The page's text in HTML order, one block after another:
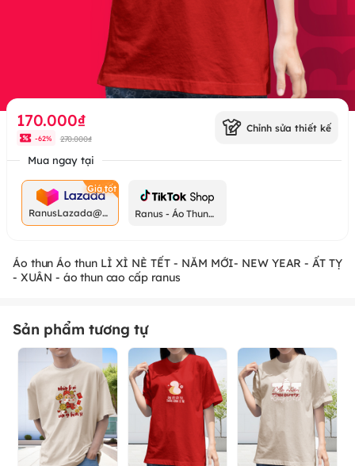
170.000₫
-62% 270.000₫
Chỉnh sửa thiết kế
Mua ngay tại
RanusLazada@g
mail.com
Ranus - Áo Thun
Áo thun Áo thun LÌ XÌ NÈ TẾT - NĂM MỚI- NEW YEAR - ẤT TỴ
- XUÂN - áo thun cao cấp ranus
Sản phẩm tương tự